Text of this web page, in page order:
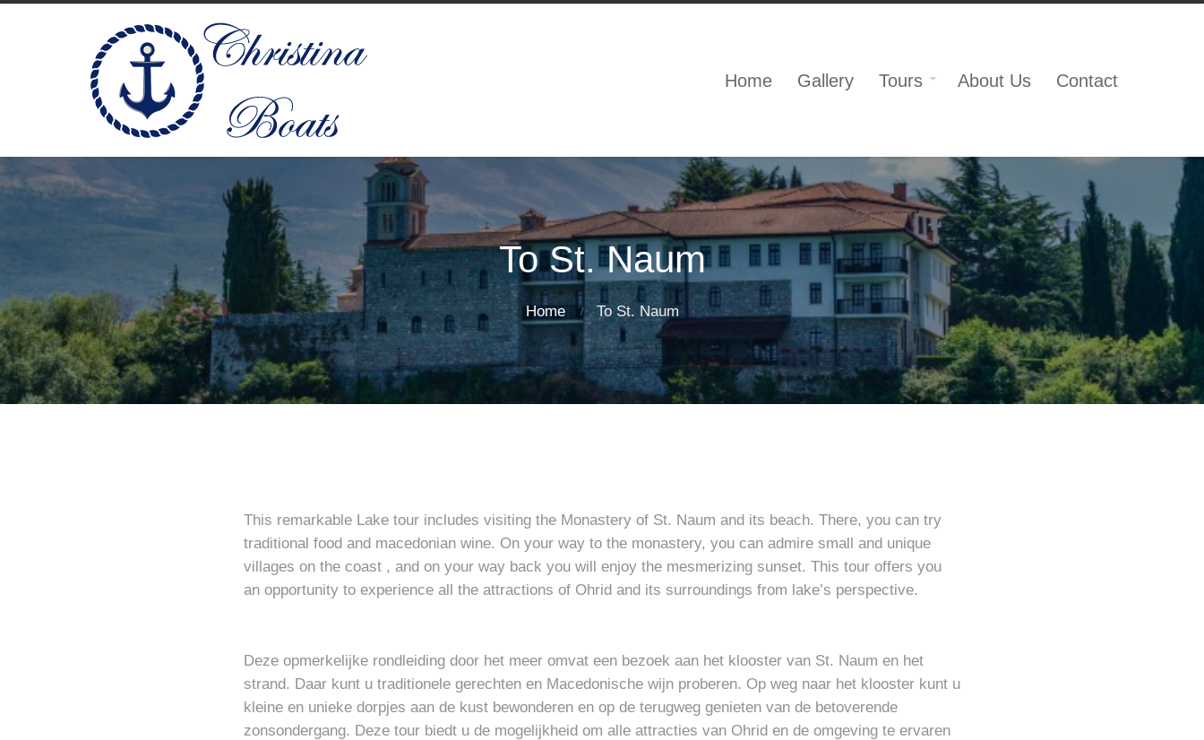
Home Gallery Tours About Us Contact
To St. Naum
Home To St. Naum
This remarkable Lake tour includes visiting the Monastery of St. Naum and its beach. There, you can try
traditional food and macedonian wine. On your way to the monastery, you can admire small and unique
villages on the coast , and on your way back you will enjoy the mesmerizing sunset. This tour offers you
an opportunity to experience all the attractions of Ohrid and its surroundings from lake’s perspective.
Deze opmerkelijke rondleiding door het meer omvat een bezoek aan het klooster van St. Naum en het
strand. Daar kunt u traditionele gerechten en Macedonische wijn proberen. Op weg naar het klooster kunt u
kleine en unieke dorpjes aan de kust bewonderen en op de terugweg genieten van de betoverende
zonsondergang. Deze tour biedt u de mogelijkheid om alle attracties van Ohrid en de omgeving te ervaren